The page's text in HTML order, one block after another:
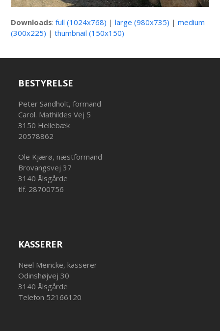
Downloads:full (1024x768) |large (980x735) |medium
(300x225) |thumbnail (150x150)
BESTYRELSE
Peter Sandholt, formand
Carol. Mathildes Vej 5
3150 Hellebæk
20578862
Ole Kjærø, næstformand
Brovangsvej 37
3140 Ålsgårde
tlf. 28700756
KASSERER
Neel Meincke, kasserer
Odinshøjvej 30
3140 Ålsgårde
Telefon 52166120